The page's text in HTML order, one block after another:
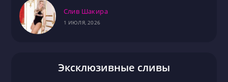
Слив Шакира
1 ИЮЛЯ, 2026
Эксклюзивные сливы